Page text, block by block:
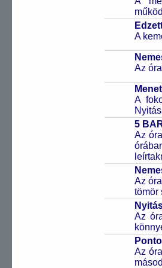
A
Az
A
5
Az
Az
tömör
Az
Az